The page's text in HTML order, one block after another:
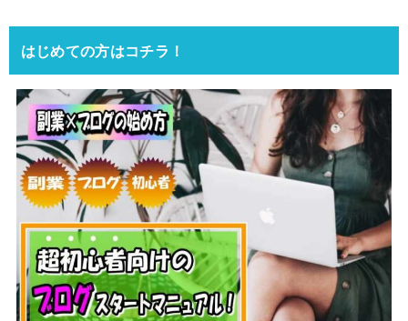
はじめての方はコチラ！